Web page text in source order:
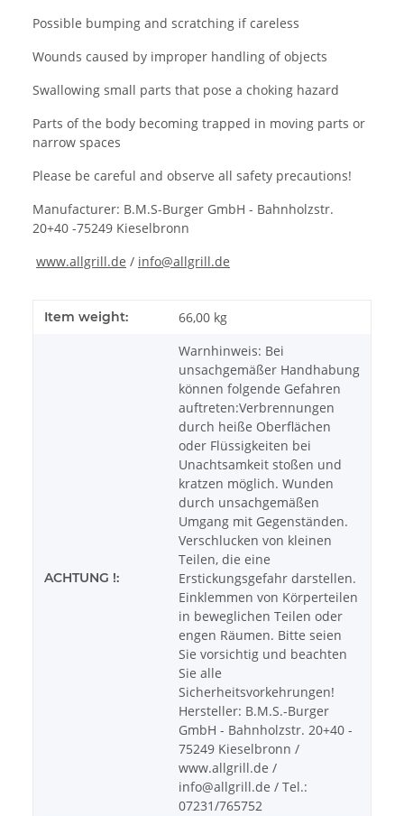
Possible bumping and scratching if careless
Wounds caused by improper handling of objects
Swallowing small parts that pose a choking hazard
Parts of the body becoming trapped in moving parts or
narrow spaces
Please be careful and observe all safety precautions!
Manufacturer: B.M.S-Burger GmbH - Bahnholzstr.
20+40 -75249 Kieselbronn
www.allgrill.de / info@allgrill.de
Item weight: 66,00 kg
ACHTUNG !:
Warnhinweis: Bei
unsachgemäßer Handhabung
können folgende Gefahren
auftreten:Verbrennungen
durch heiße Oberflächen
oder Flüssigkeiten bei
Unachtsamkeit stoßen und
kratzen möglich. Wunden
durch unsachgemäßen
Umgang mit Gegenständen.
Verschlucken von kleinen
Teilen, die eine
Erstickungsgefahr darstellen.
Einklemmen von Körperteilen
in beweglichen Teilen oder
engen Räumen. Bitte seien
Sie vorsichtig und beachten
Sie alle
Sicherheitsvorkehrungen!
Hersteller: B.M.S.-Burger
GmbH - Bahnholzstr. 20+40 -
75249 Kieselbronn /
www.allgrill.de /
info@allgrill.de / Tel.:
07231/765752